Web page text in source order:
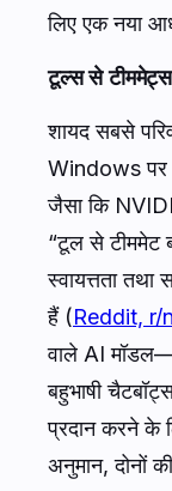
लिए एक नया
टूल्स से
शायद सबसे
Windows
जैसा कि
“टूल से टीममेट
स्वायत्तता
हैं (Reddit, r/
वाले AI
बहुभाषी
प्रदान करने के
अनुमान, दोनों